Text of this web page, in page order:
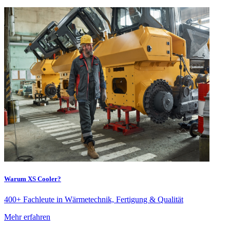
Warum XS Cooler?
400+ Fachleute in Wärmetechnik, Fertigung & Qualität
Mehr erfahren